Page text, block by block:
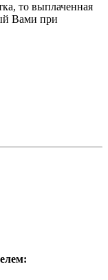
то выплаченная
Вами при